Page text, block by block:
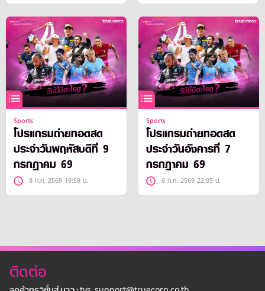
Sports
โปรแกรมถ่ายทอดสด
ประจำวันพฤหัสบดีที่ 9
กรกฎาคม 69
8 ก.ค. 2569 19:59 น.
Sports
โปรแกรมถ่ายทอดสด
ประจำวันอังคารที่ 7
กรกฎาคม 69
6 ก.ค. 2569 22:05 น.
ติดต่อ